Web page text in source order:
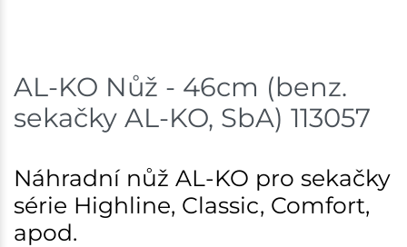
Skladové množství na prodejnách je pouze orientační.
Ceny na prodejnách se mohou lišit od cen na e-
shopu.
AL-KO Nůž - 46cm (benz.
sekačky AL-KO, SbA) 113057
Náhradní nůž AL-KO pro sekačky
série Highline, Classic, Comfort,
apod.